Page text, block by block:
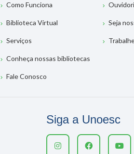
Como Funciona
Biblioteca Virtual
Serviços
Conheça nossas bibliotecas
Fale Conosco
Seja
Siga a Unoesc